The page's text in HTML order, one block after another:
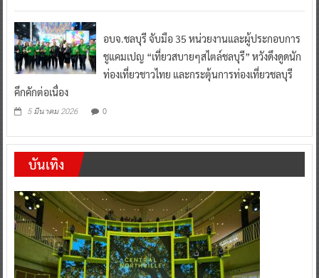
อบจ.ชลบุรี จับมือ 35 หน่วยงานและผู้ประกอบการ
ชูแคมเปญ “เที่ยวสบายๆสไตล์ชลบุรี” หวังดึงดูดนัก
ท่องเที่ยวชาวไทย และกระตุ้นการท่องเที่ยวชลบุรี
คึกคักต่อเนื่อง
5 มีนาคม 2026 0
บันเทิง